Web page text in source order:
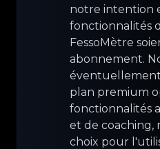
notre intention
fonctionnalités
FessoMètre
abonnement.
plan premium
fonctionnalités
et de coaching,
choix pour